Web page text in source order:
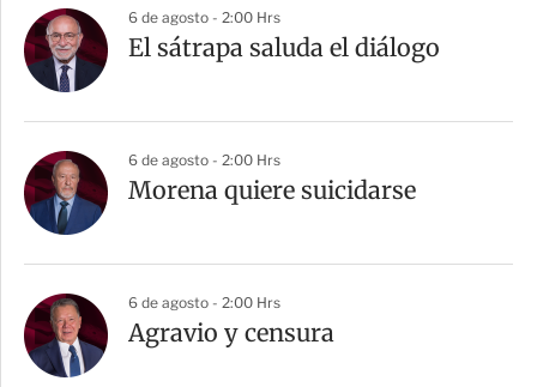
6 de agosto - 2:00 Hrs
El sátrapa saluda el diálogo
6 de agosto - 2:00 Hrs
Morena quiere suicidarse
6 de agosto - 2:00 Hrs
Agravio y censura